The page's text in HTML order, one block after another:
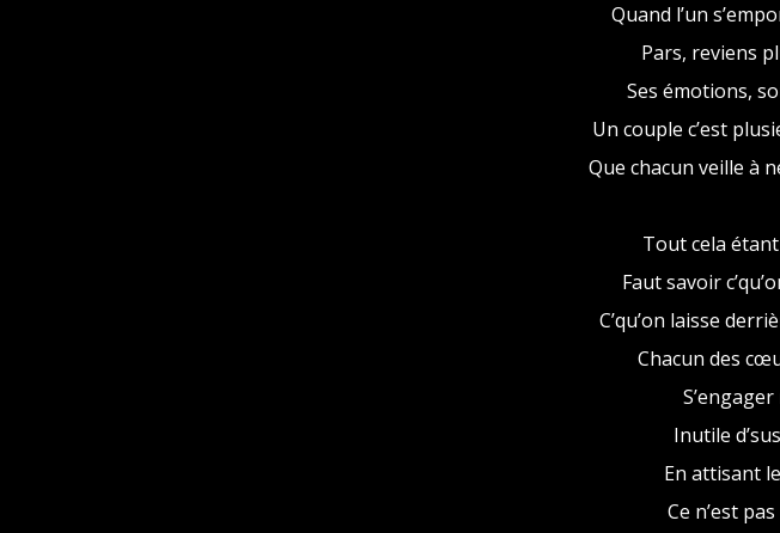
Quand l’un
Pars, reviens
Ses émotions,
Un couple c’est
Que chacun veille à
Tout cela
Faut savoir
C’qu’on laisse
Chacun des
Inutile
En attisant
Ce n’est